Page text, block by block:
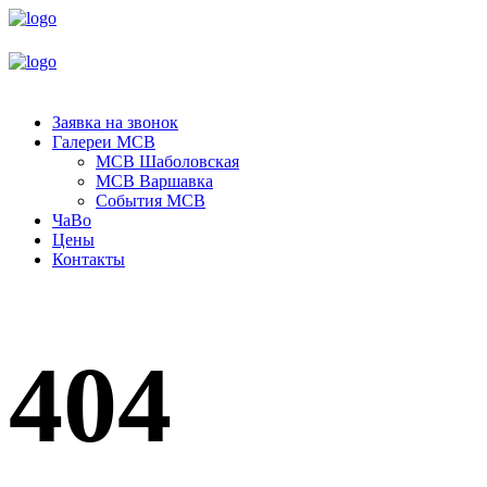
Заявка на звонок
Галереи МСВ
МСВ Шаболовская
МСВ Варшавка
События МСВ
ЧаВо
Цены
Контакты
404